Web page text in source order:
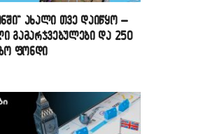
ახალი თვე დაიწყო –
გამარჯვებულები და 250
ფონდი